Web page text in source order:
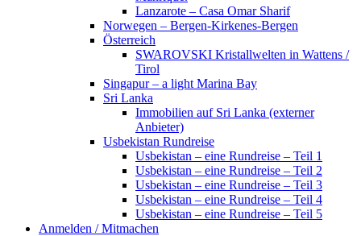
Lanzarote – Casa Omar Sharif
Norwegen – Bergen-Kirkenes-Bergen
Österreich
SWAROVSKI Kristallwelten in Wattens /
Tirol
Singapur – a light Marina Bay
Sri Lanka
Immobilien auf Sri Lanka (externer
Anbieter)
Usbekistan Rundreise
Usbekistan – eine Rundreise – Teil 1
Usbekistan – eine Rundreise – Teil 2
Usbekistan – eine Rundreise – Teil 3
Usbekistan – eine Rundreise – Teil 4
Usbekistan – eine Rundreise – Teil 5
Anmelden / Mitmachen